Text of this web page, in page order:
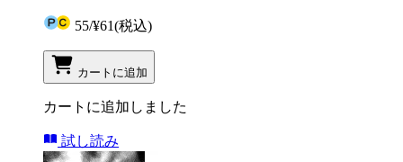
55/¥61(税込)
カートに追加
カートに追加しました
試し読み